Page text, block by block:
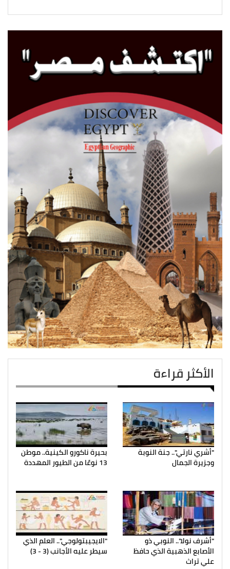
الأكثر قراءة
"أشري نارتي".. جنة النوبة
وجزيرة الجمال
بحيرة ناكورو الكينية.. موطن
13 نوعًا من الطيور المهددة
"أشرف نولا".. النوبي ذو
الأصابع الذهبية الذي حافظ
علي تراث
"الايجيبتولوجي".. العلم الذي
سيطر عليه الأجانب (3 - 3)